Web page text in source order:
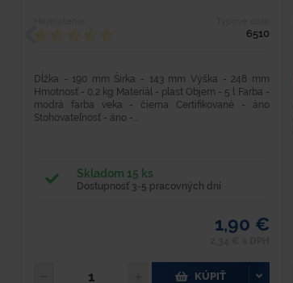
6510
Dĺžka - 190 mm Šírka - 143 mm Výška - 248 mm
Hmotnosť - 0,2 kg Materiál - plast Objem - 5 l Farba -
modrá farba veka - čierna Certifikované - áno
Stohovateľnosť - áno -...
Skladom 15 ks
Dostupnosť 3-5 pracovných dní
1,90 €
KÚPIŤ